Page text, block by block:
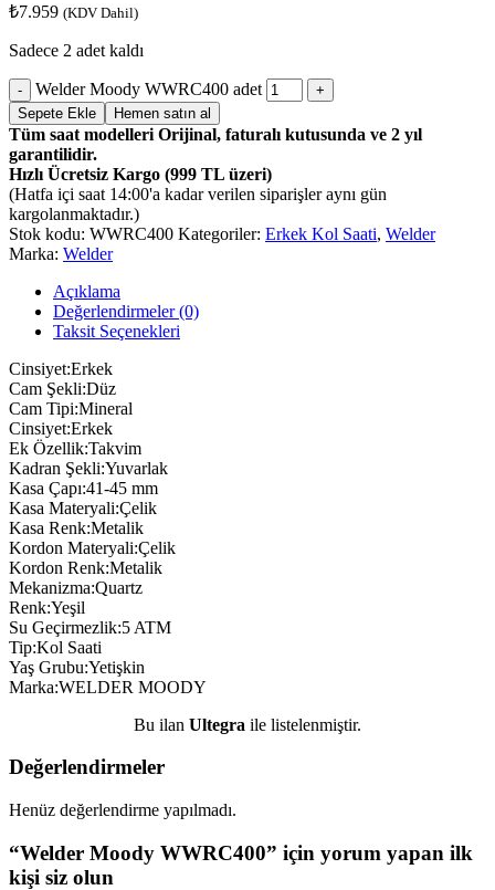
₺7.959 (KDV Dahil)
Sadece 2 adet kaldı
Welder Moody WWRC400 adet
Sepete Ekle Hemen satın al
Tüm saat modelleri Orijinal, faturalı kutusunda ve 2 yıl
garantilidir.
Hızlı Ücretsiz Kargo (999 TL üzeri)
(Hatfa içi saat 14:00'a kadar verilen siparişler aynı gün
kargolanmaktadır.)
Stok kodu: WWRC400 Kategoriler: Erkek Kol Saati, Welder
Marka: Welder
Açıklama
Değerlendirmeler (0)
Taksit Seçenekleri
Cinsiyet:Erkek
Cam Şekli:Düz
Cam Tipi:Mineral
Cinsiyet:Erkek
Ek Özellik:Takvim
Kadran Şekli:Yuvarlak
Kasa Çapı:41-45 mm
Kasa Materyali:Çelik
Kasa Renk:Metalik
Kordon Materyali:Çelik
Kordon Renk:Metalik
Mekanizma:Quartz
Renk:Yeşil
Su Geçirmezlik:5 ATM
Tip:Kol Saati
Yaş Grubu:Yetişkin
Marka:WELDER MOODY
Bu ilan Ultegra ile listelenmiştir.
Değerlendirmeler
Henüz değerlendirme yapılmadı.
“Welder Moody WWRC400” için yorum yapan ilk
kişi siz olun